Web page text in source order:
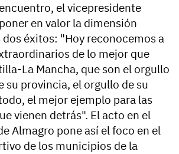
el vicepresidente
en valor la dimensión
éxitos: "Hoy reconocemos a
de lo mejor que
La Mancha, que son el orgullo
su provincia, el orgullo de su
el mejor ejemplo para las
vienen detrás". El acto en el
Almagro pone así el foco en el
de los municipios de la